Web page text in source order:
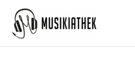
Inhalt
springen